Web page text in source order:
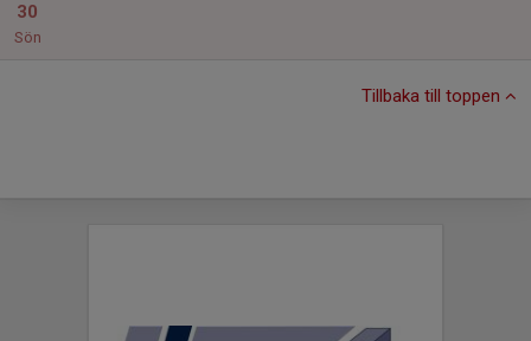
30
Sön
Tillbaka till toppen